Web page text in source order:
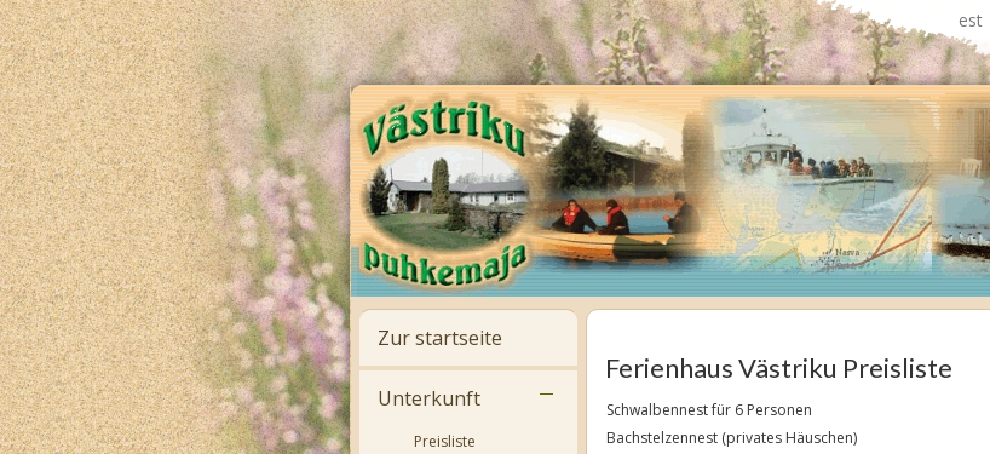
est
Zur startseite
Unterkunft
Preisliste
Ferienhaus Västriku Preisliste
Schwalbennest für 6 Personen
Bachstelzennest (privates Häuschen)